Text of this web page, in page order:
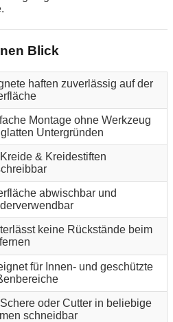
Blick
haften zuverlässig auf der
Montage ohne Werkzeug
Untergründen
& Kreidestiften
abwischbar und
keine Rückstände beim
für Innen- und geschützte
oder Cutter in beliebige
schneidbar